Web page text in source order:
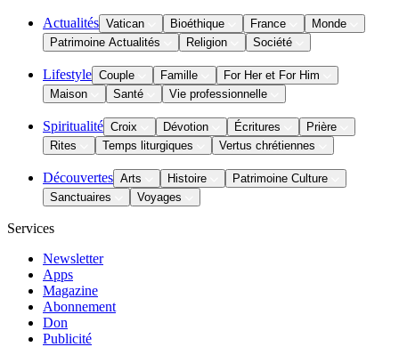
Actualités Vatican Bioéthique France
Monde
Patrimoine Actualités
Religion Société
Lifestyle Couple Famille
For Her et For Him
Maison
Santé Vie professionnelle
Spiritualité Croix Dévotion Écritures
Prière
Rites
Temps liturgiques Vertus chrétiennes
Découvertes Arts Histoire
Patrimoine Culture
Sanctuaires
Voyages
Services
Newsletter
Apps
Magazine
Abonnement
Don
Publicité